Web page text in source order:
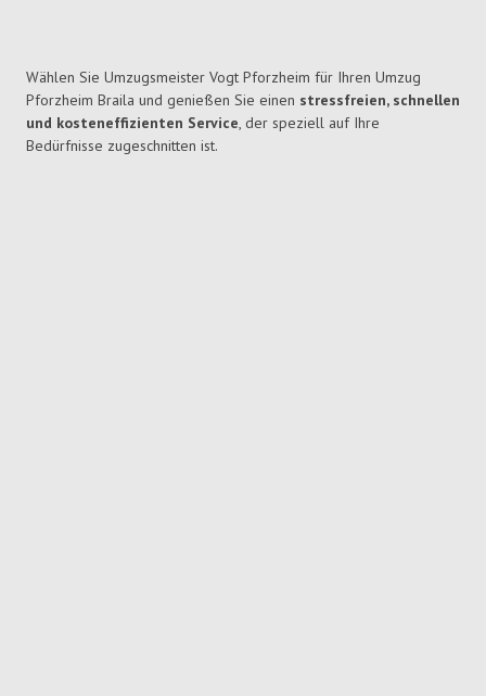
Wählen Sie Umzugsmeister Vogt Pforzheim für Ihren Umzug
Pforzheim Braila und genießen Sie einen stressfreien, schnellen
und kosteneffizienten Service, der speziell auf Ihre
Bedürfnisse zugeschnitten ist.